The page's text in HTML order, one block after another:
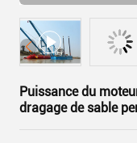
Puissance du
dragage de sable